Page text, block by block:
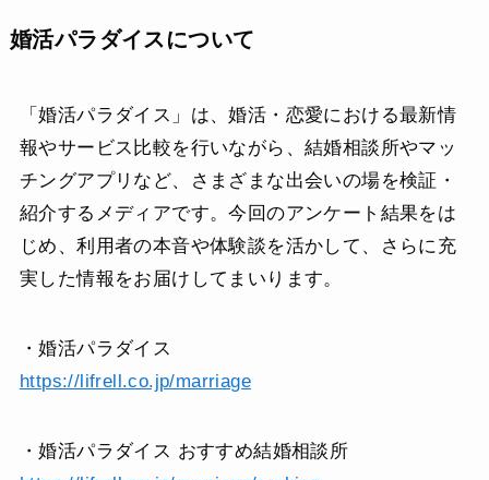
婚活パラダイスについて
「婚活パラダイス」は、婚活・恋愛における最新情
報やサービス比較を行いながら、結婚相談所やマッ
チングアプリなど、さまざまな出会いの場を検証・
紹介するメディアです。今回のアンケート結果をは
じめ、利用者の本音や体験談を活かして、さらに充
実した情報をお届けしてまいります。
・婚活パラダイス
https://lifrell.co.jp/marriage
・婚活パラダイス おすすめ結婚相談所